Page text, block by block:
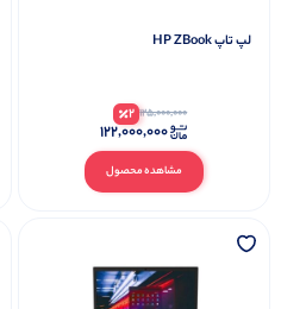
لپ تاپ HP ZBook
مشاهده محصول
125,000,000
2
۱۲۲,۰۰۰,۰۰۰